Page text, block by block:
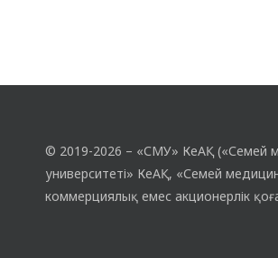
© 2019-2026 – «СМУ» КеАҚ («Семей
университеті» КеАҚ, «Семей
коммерциялық емес акционерлік